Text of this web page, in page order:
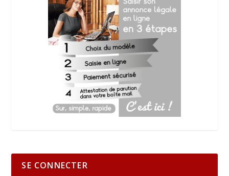
SE CONNECTER